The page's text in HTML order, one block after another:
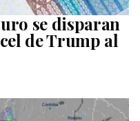
se disparan
de Trump al